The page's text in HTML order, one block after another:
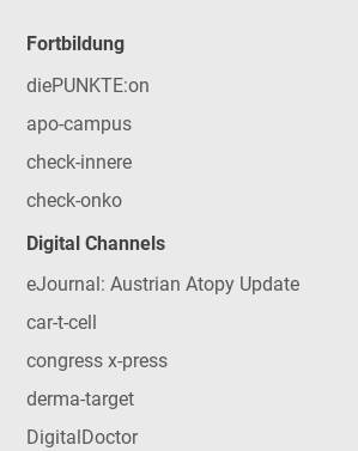
Fortbildung
diePUNKTE:on
apo-campus
check-innere
check-onko
Digital Channels
eJournal: Austrian Atopy Update
car-t-cell
congress x-press
derma-target
DigitalDoctor